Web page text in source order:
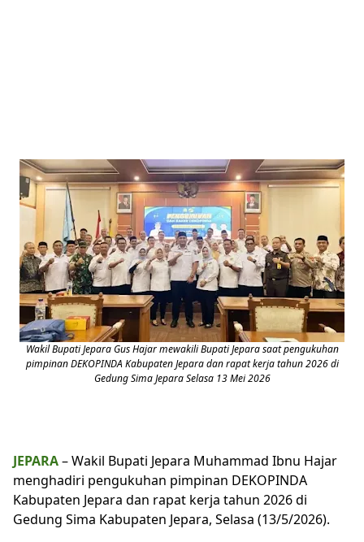
Wakil Bupati Jepara Gus Hajar mewakili Bupati Jepara saat pengukuhan
pimpinan DEKOPINDA Kabupaten Jepara dan rapat kerja tahun 2026 di
Gedung Sima Jepara Selasa 13 Mei 2026
JEPARA– Wakil Bupati Jepara Muhammad Ibnu Hajar
menghadiri pengukuhan pimpinan DEKOPINDA
Kabupaten Jepara dan rapat kerja tahun 2026 di
Gedung Sima Kabupaten Jepara, Selasa (13/5/2026).